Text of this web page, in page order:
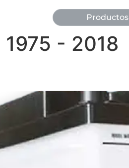
Productos
1975 - 2018